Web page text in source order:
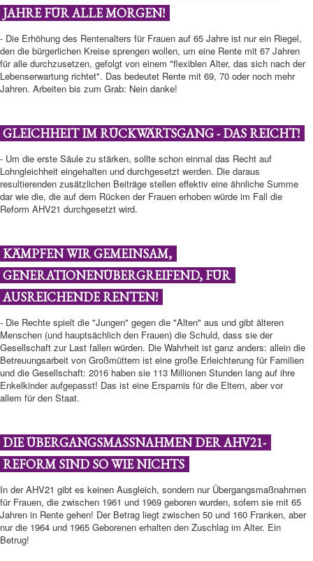
JAHRE FÜR ALLE MORGEN!
- Die Erhöhung des Rentenalters für Frauen auf 65 Jahre ist nur ein Riegel,
den die bürgerlichen Kreise sprengen wollen, um eine Rente mit 67 Jahren
für alle durchzusetzen, gefolgt von einem "flexiblen Alter, das sich nach der
Lebenserwartung richtet". Das bedeutet Rente mit 69, 70 oder noch mehr
Jahren. Arbeiten bis zum Grab: Nein danke!
GLEICHHEIT IM RÜCKWÄRTSGANG - DAS REICHT!
- Um die erste Säule zu stärken, sollte schon einmal das Recht auf
Lohngleichheit eingehalten und durchgesetzt werden. Die daraus
resultierenden zusätzlichen Beiträge stellen effektiv eine ähnliche Summe
dar wie die, die auf dem Rücken der Frauen erhoben würde im Fall die
Reform AHV21 durchgesetzt wird.
KÄMPFEN WIR GEMEINSAM,
GENERATIONENÜBERGREIFEND, FÜR
AUSREICHENDE RENTEN!
- Die Rechte spielt die "Jungen" gegen die "Alten" aus und gibt älteren
Menschen (und hauptsächlich den Frauen) die Schuld, dass sie der
Gesellschaft zur Last fallen würden. Die Wahrheit ist ganz anders: allein die
Betreuungsarbeit von Großmüttern ist eine große Erleichterung für Familien
und die Gesellschaft: 2016 haben sie 113 Millionen Stunden lang auf ihre
Enkelkinder aufgepasst! Das ist eine Ersparnis für die Eltern, aber vor
allem für den Staat.
DIE ÜBERGANGSMASSNAHMEN DER AHV21-R
EFORM SIND SO WIE NICHTS
In der AHV21 gibt es keinen Ausgleich, sondern nur Übergangsmaßnahmen
für Frauen, die zwischen 1961 und 1969 geboren wurden, sofern sie mit 65
Jahren in Rente gehen! Der Betrag liegt zwischen 50 und 160 Franken, aber
nur die 1964 und 1965 Geborenen erhalten den Zuschlag im Alter. Ein
Betrug!